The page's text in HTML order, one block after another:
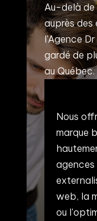
Au-delà
auprès des
l'Agence
gardé de
au Québec.
Nous
marque
agences
web, la
ou